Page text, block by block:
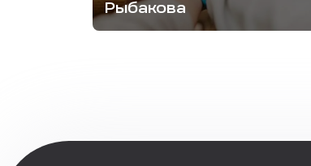
Рыбакова